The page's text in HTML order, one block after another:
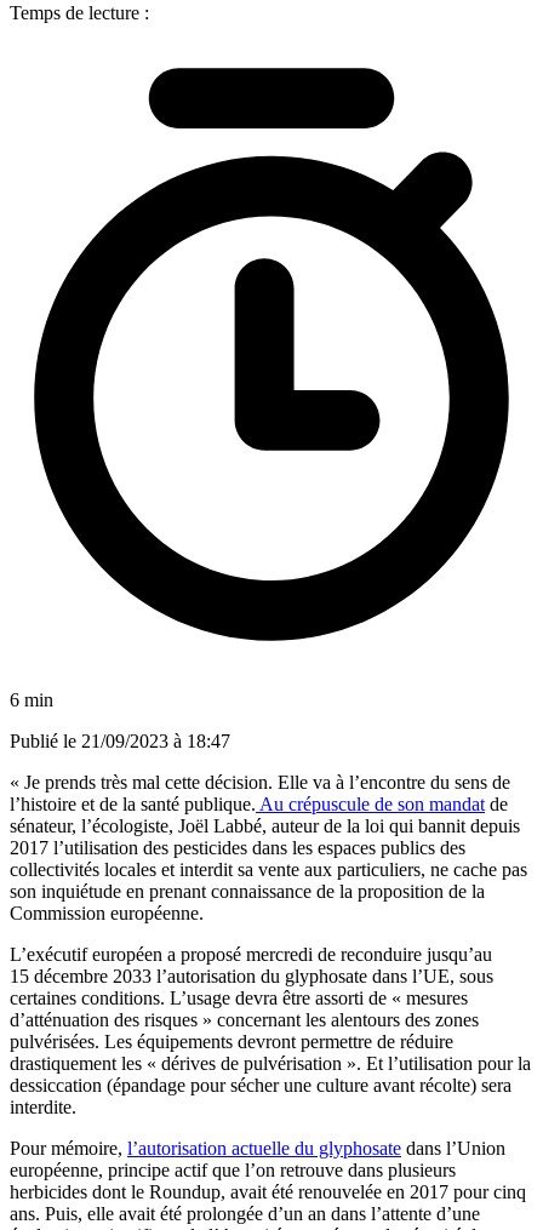
Temps de lecture :
6 min
Publié le 21/09/2023 à 18:47
« Je prends très mal cette décision. Elle va à l’encontre du sens de
l’histoire et de la santé publique. Au crépuscule de son mandat de
sénateur, l’écologiste, Joël Labbé, auteur de la loi qui bannit depuis
2017 l’utilisation des pesticides dans les espaces publics des
collectivités locales et interdit sa vente aux particuliers, ne cache pas
son inquiétude en prenant connaissance de la proposition de la
Commission européenne.
L’exécutif européen a proposé mercredi de reconduire jusqu’au
15 décembre 2033 l’autorisation du glyphosate dans l’UE, sous
certaines conditions. L’usage devra être assorti de « mesures
d’atténuation des risques » concernant les alentours des zones
pulvérisées. Les équipements devront permettre de réduire
drastiquement les « dérives de pulvérisation ». Et l’utilisation pour la
dessiccation (épandage pour sécher une culture avant récolte) sera
interdite.
Pour mémoire, l’autorisation actuelle du glyphosate dans l’Union
européenne, principe actif que l’on retrouve dans plusieurs
herbicides dont le Roundup, avait été renouvelée en 2017 pour cinq
ans. Puis, elle avait été prolongée d’un an dans l’attente d’une